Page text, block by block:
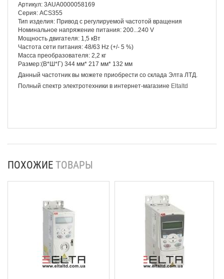
Артикул: 3AUA0000058169
Серия: ACS355
Тип изделия: Привод с регулируемой частотой вращения
Номинальное напряжение питания: 200...240 V
Мощность двигателя: 1,5 кВт
Частота сети питания: 48/63 Hz (+/- 5 %)
Масса преобразователя: 2,2 кг
Размер:(В*Ш*Г) 344 мм* 217 мм* 132 мм
Данный частотник вы можете приобрести со склада Элта ЛТД.
Полный спектр электротехники в интернет-магазине Eltaltd
ПОХОЖИЕ ТОВАРЫ